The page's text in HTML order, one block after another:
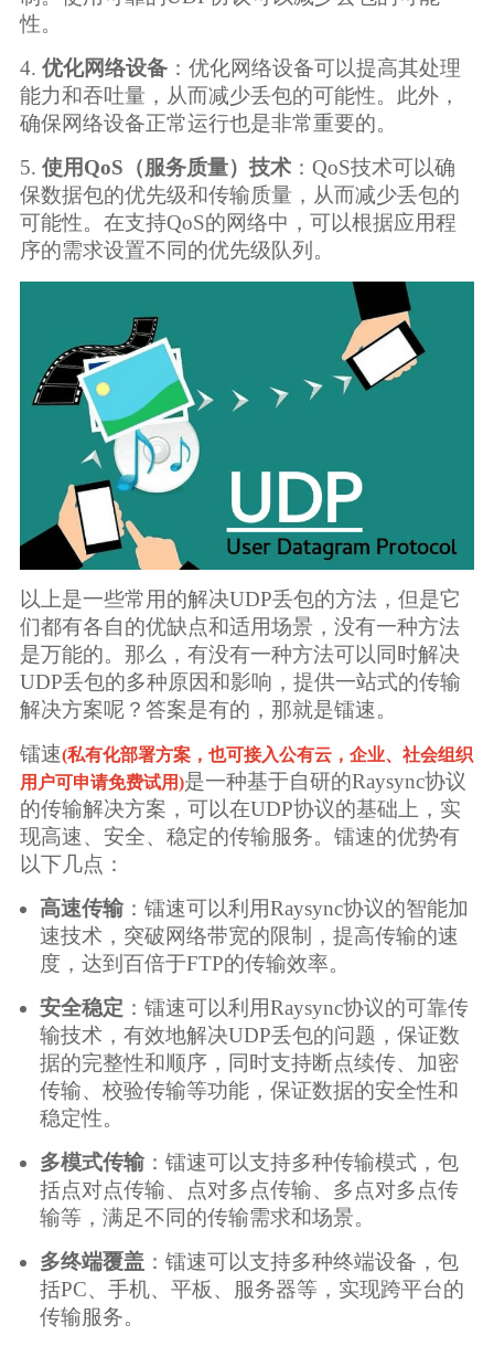
性。
4. 优化网络设备：优化网络设备可以提高其处理
能力和吞吐量，从而减少丢包的可能性。此外，
确保网络设备正常运行也是非常重要的。
5. 使用QoS（服务质量）技术：QoS技术可以确
保数据包的优先级和传输质量，从而减少丢包的
可能性。在支持QoS的网络中，可以根据应用程
序的需求设置不同的优先级队列。
以上是一些常用的解决UDP丢包的方法，但是它
们都有各自的优缺点和适用场景，没有一种方法
是万能的。那么，有没有一种方法可以同时解决
UDP丢包的多种原因和影响，提供一站式的传输
解决方案呢？答案是有的，那就是镭速。
镭速(私有化部署方案，也可接入公有云，企业、社会组织
用户可申请免费试用)是一种基于自研的Raysync协议
的传输解决方案，可以在UDP协议的基础上，实
现高速、安全、稳定的传输服务。镭速的优势有
以下几点：
高速传输：镭速可以利用Raysync协议的智能加
速技术，突破网络带宽的限制，提高传输的速
度，达到百倍于FTP的传输效率。
安全稳定 ：镭速可以利用Raysync协议的可靠传
输技术，有效地解决UDP丢包的问题，保证数
据的完整性和顺序，同时支持断点续传、加密
传输、校验传输等功能，保证数据的安全性和
稳定性。
多模式传输：镭速可以支持多种传输模式，包
括点对点传输、点对多点传输、多点对多点传
输等，满足不同的传输需求和场景。
多终端覆盖：镭速可以支持多种终端设备，包
括PC、手机、平板、服务器等，实现跨平台的
传输服务。